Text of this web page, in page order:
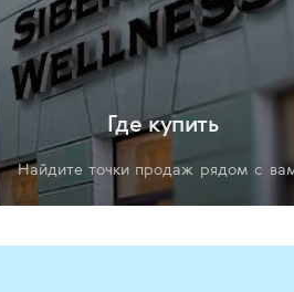
Где купить
Найдите точки продаж рядом с